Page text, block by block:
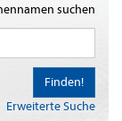
suchen
Erweiterte Suche
Finden!